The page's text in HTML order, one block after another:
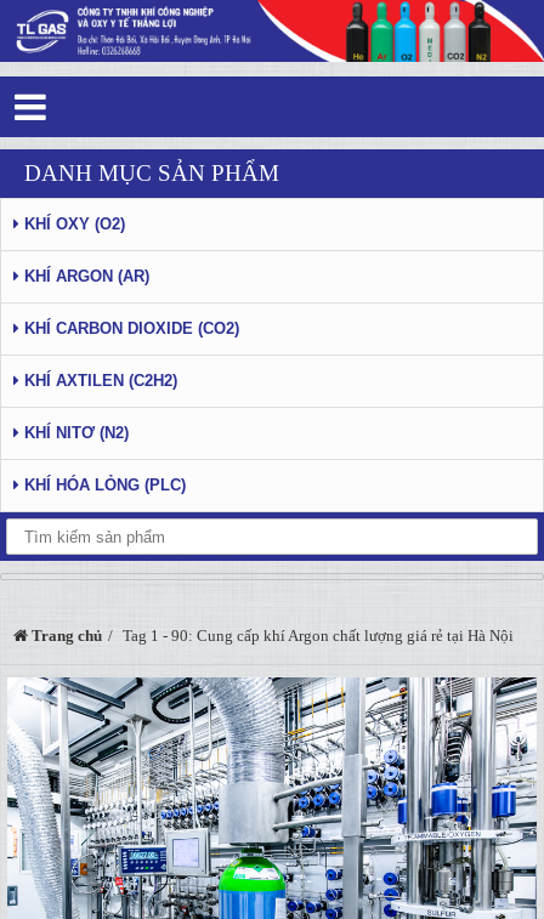
Tag 1 - 90: Cung cấp khí Argon chất
lượng giá rẻ tại Hà Nội
DANH MỤC SẢN PHẨM
KHÍ OXY (O2)
KHÍ ARGON (AR)
KHÍ CARBON DIOXIDE (CO2)
KHÍ AXTILEN (C2H2)
KHÍ NITƠ (N2)
KHÍ HÓA LỎNG (PLC)
Trang chủ Tag 1 - 90: Cung cấp khí Argon chất lượng giá rẻ tại Hà Nội